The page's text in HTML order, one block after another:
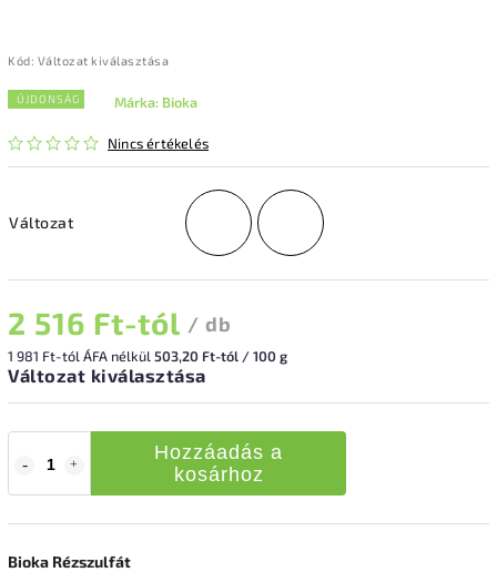
Kód: Változat kiválasztása
ÚJDONSÁG
Nincs értékelés
Márka: Bioka
Változat
2 516 Ft-tól / db
1 981 Ft-tól ÁFA nélkül 503,20 Ft-tól / 100 g
Változat kiválasztása
Hozzáadás a
kosárhoz
Bioka Rézszulfát